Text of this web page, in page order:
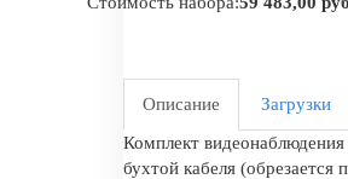
Описание Загрузки
Комплект
бухтой кабеля